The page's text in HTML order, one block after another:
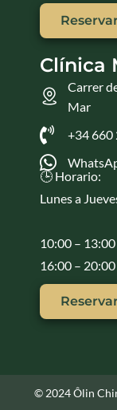
Clínica
Carrer
Mar
+34 660
🕒 Horario:
Lunes a
10:00 – 13:00
16:00 – 20:00
© 2024 Ôlin